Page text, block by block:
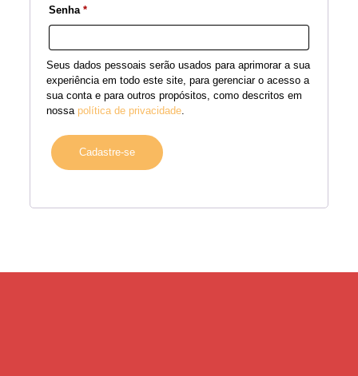
Senha *
Seus dados pessoais serão usados para aprimorar a sua
experiência em todo este site, para gerenciar o acesso a
sua conta e para outros propósitos, como descritos em
nossa política de privacidade.
Cadastre-se